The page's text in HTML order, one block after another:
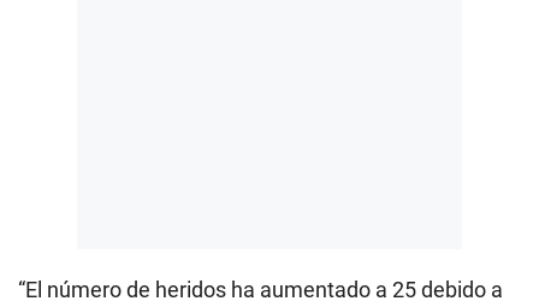
“El número de heridos ha aumentado a 25 debido a